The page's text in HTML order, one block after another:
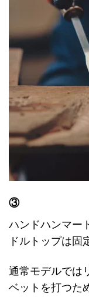
③
ハンドハンマー
ドルトップは固
通常モデルでは
ベットを打つた